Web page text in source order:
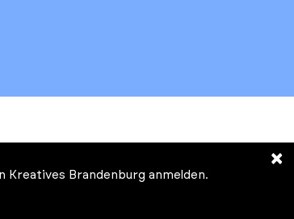
×
Brandenburg anmelden.